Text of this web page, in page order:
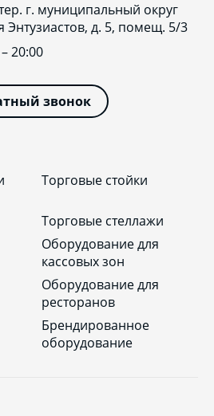
Торговые стойки
Торговые стеллажи
Оборудование для
кассовых зон
Оборудование для
ресторанов
Брендированное
оборудование
г. муниципальный округ
Энтузиастов, д. 5, помещ. 5/3
20:00
звонок